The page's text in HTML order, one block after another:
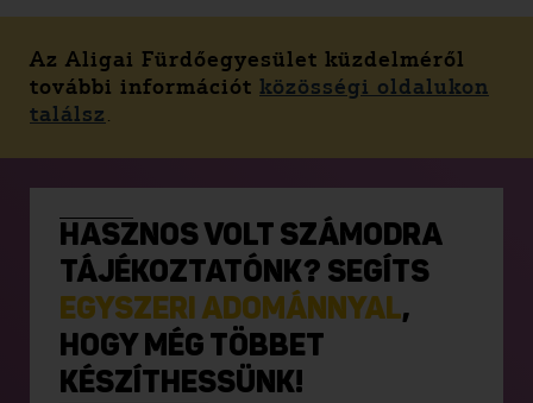
Az Aligai Fürdőegyesület küzdelméről
további információt közösségi oldalukon
találsz.
HASZNOS VOLT SZÁMODRA
TÁJÉKOZTATÓNK? SEGÍTS
EGYSZERI ADOMÁNNYAL,
HOGY MÉG TÖBBET
KÉSZÍTHESSÜNK!